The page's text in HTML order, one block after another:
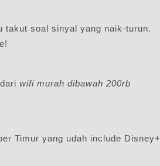
takut soal sinyal yang naik-turun.
wifi murah dibawah 200rb
Timur yang udah include Disney+